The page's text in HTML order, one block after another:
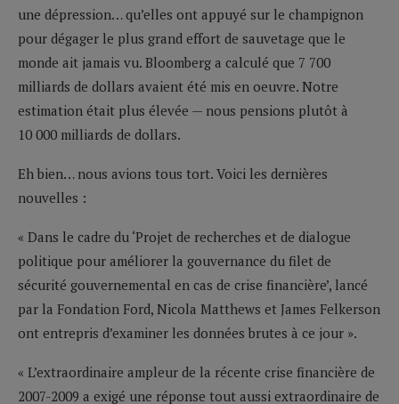
une dépression… qu’elles ont appuyé sur le champignon
pour dégager le plus grand effort de sauvetage que le
monde ait jamais vu. Bloomberg a calculé que 7 700
milliards de dollars avaient été mis en oeuvre. Notre
estimation était plus élevée — nous pensions plutôt à
10 000 milliards de dollars.
Eh bien… nous avions tous tort. Voici les dernières
nouvelles :
« Dans le cadre du ‘Projet de recherches et de dialogue
politique pour améliorer la gouvernance du filet de
sécurité gouvernemental en cas de crise financière’, lancé
par la Fondation Ford, Nicola Matthews et James Felkerson
ont entrepris d’examiner les données brutes à ce jour ».
« L’extraordinaire ampleur de la récente crise financière de
2007-2009 a exigé une réponse tout aussi extraordinaire de